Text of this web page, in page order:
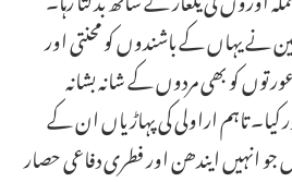
نے یہاں کے باشندوں کو محنتی اور
کو بھی مردوں کے شانہ بشانہ
کیا۔ تاہم اراولی کی پہاڑیاں ان کے
انہیں ایندھن اور فطری دفاعی حصار